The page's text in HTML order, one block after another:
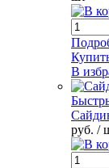
В
руб. /